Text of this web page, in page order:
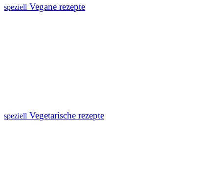
speziell Vegane rezepte
speziell Vegetarische rezepte